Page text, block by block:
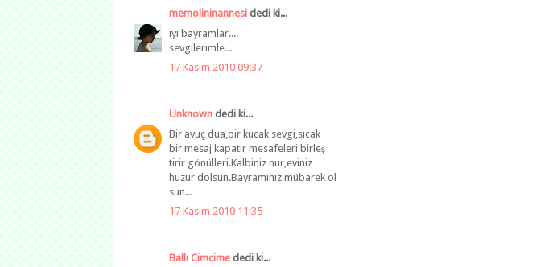
memolininannesi dedi ki...
ıyı bayramlar....
sevgılerımle...
17 Kasım 2010 09:37
Unknown dedi ki...
Bir avuç dua,bir kucak sevgi,sıcak
bir mesaj kapatır mesafeleri birleş
tirir gönülleri.Kalbiniz nur,eviniz
huzur dolsun.Bayramınız mübarek ol
sun...
17 Kasım 2010 11:35
Ballı Cimcime dedi ki...